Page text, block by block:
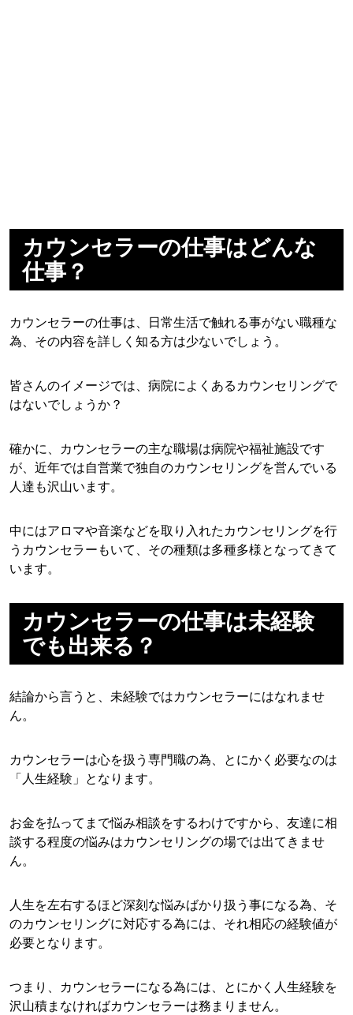
カウンセラーの仕事はどんな
仕事？
カウンセラーの仕事は、日常生活で触れる事がない職種な
為、その内容を詳しく知る方は少ないでしょう。
皆さんのイメージでは、病院によくあるカウンセリングで
はないでしょうか？
確かに、カウンセラーの主な職場は病院や福祉施設です
が、近年では自営業で独自のカウンセリングを営んでいる
人達も沢山います。
中にはアロマや音楽などを取り入れたカウンセリングを行
うカウンセラーもいて、その種類は多種多様となってきて
います。
カウンセラーの仕事は未経験
でも出来る？
結論から言うと、未経験ではカウンセラーにはなれませ
ん。
カウンセラーは心を扱う専門職の為、とにかく必要なのは
「人生経験」となります。
お金を払ってまで悩み相談をするわけですから、友達に相
談する程度の悩みはカウンセリングの場では出てきませ
ん。
人生を左右するほど深刻な悩みばかり扱う事になる為、そ
のカウンセリングに対応する為には、それ相応の経験値が
必要となります。
つまり、カウンセラーになる為には、とにかく人生経験を
沢山積まなければカウンセラーは務まりません。